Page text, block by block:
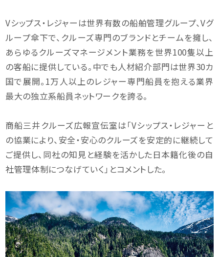
Vシップス・レジャーは世界有数の船舶管理グループ、Vグ
ループ傘下で、クルーズ専門のブランドとチームを擁し、
あらゆるクルーズマネージメント業務を世界100隻以上
の客船に提供している。中でも人材紹介部門は世界30カ
国で展開。1万人以上のレジャー専門船員を抱える業界
最大の独立系船員ネットワークを誇る。
商船三井クルーズ広報宣伝室は「Vシップス・レジャーと
の協業により、安全・安心のクルーズを安定的に継続して
ご提供し、同社の知見と経験を活かした日本籍化後の自
社管理体制につなげていく」とコメントした。